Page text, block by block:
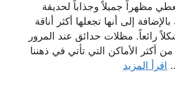
مظهراً جميلاً وجذاباً لحديقة
إلى أنها تجعلها أكثر أناقة
رائعاً. مظلات حدائق عند المرور
أكثر الأماكن التي تأتي في ذهننا
اقرأ المزيد